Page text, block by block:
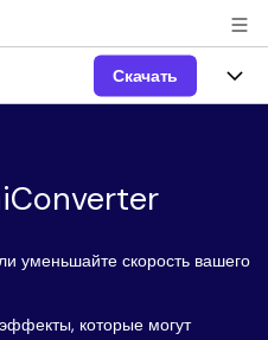
Скачать
уменьшайте скорость вашего
которые могут